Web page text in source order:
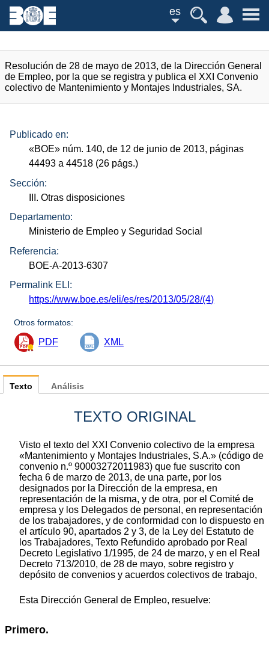
es
Resolución de 28 de mayo de 2013, de la Dirección General
de Empleo, por la que se registra y publica el XXI Convenio
colectivo de Mantenimiento y Montajes Industriales, SA.
Publicado en:
«BOE» núm. 140, de 12 de junio de 2013, páginas
44493 a 44518 (26 págs.)
Sección:
III. Otras disposiciones
Departamento:
Ministerio de Empleo y Seguridad Social
Referencia:
BOE-A-2013-6307
Permalink ELI:
https://www.boe.es/eli/es/res/2013/05/28/(4)
Otros formatos:
PDF XML
Texto
TEXTO ORIGINAL
Visto el texto del XXI Convenio colectivo de la empresa
«Mantenimiento y Montajes Industriales, S.A.» (código de
convenio n.º 90003272011983) que fue suscrito con
fecha 6 de marzo de 2013, de una parte, por los
designados por la Dirección de la empresa, en
representación de la misma, y de otra, por el Comité de
empresa y los Delegados de personal, en representación
de los trabajadores, y de conformidad con lo dispuesto en
el artículo 90, apartados 2 y 3, de la Ley del Estatuto de
los Trabajadores, Texto Refundido aprobado por Real
Decreto Legislativo 1/1995, de 24 de marzo, y en el Real
Decreto 713/2010, de 28 de mayo, sobre registro y
depósito de convenios y acuerdos colectivos de trabajo,
Esta Dirección General de Empleo, resuelve:
Primero.
Análisis